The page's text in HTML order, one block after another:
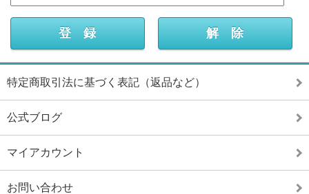
特定商取引法に基づく表記（返品など）
公式ブログ
マイアカウント
お問い合わせ